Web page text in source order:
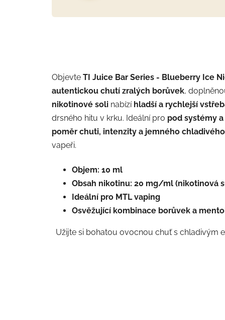
Objevte TI Juice Bar Series - Blueberry Ice
autentickou chutí zralých borůvek,
nikotinové soli nabízí hladší a rychlejší
drsného hitu v krku. Ideální pro pod systémy
poměr chuti, intenzity a jemného
vapeři.
Objem: 10 ml
Obsah nikotinu: 20 mg/ml (nikotinová
Ideální pro MTL vaping
Osvěžující kombinace borůvek a
Užijte si bohatou ovocnou chuť s chladivým